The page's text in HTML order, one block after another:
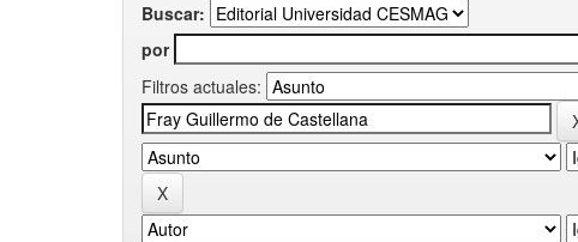
Buscar:
por
Filtros actuales: